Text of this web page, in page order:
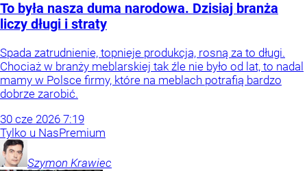
To była nasza duma narodowa. Dzisiaj branża
liczy długi i straty
Spada zatrudnienie, topnieje produkcja, rosną za to długi.
Chociaż w branży meblarskiej tak źle nie było od lat, to nadal
mamy w Polsce firmy, które na meblach potrafią bardzo
dobrze zarobić.
30 cze 2026 7:19
Tylko u NasPremium
Szymon Krawiec